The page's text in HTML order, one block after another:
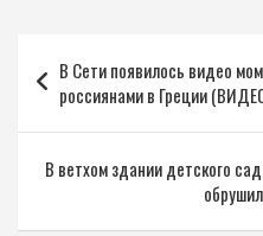
по
записям
В Сети появилось видео
россиянами в Греции
В ветхом здании детского